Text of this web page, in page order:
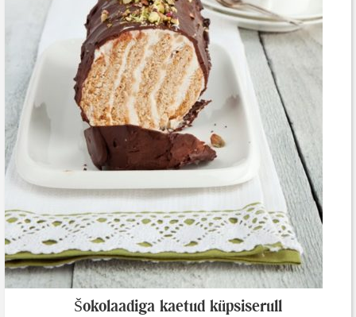
Šokolaadiga kaetud küpsiserull